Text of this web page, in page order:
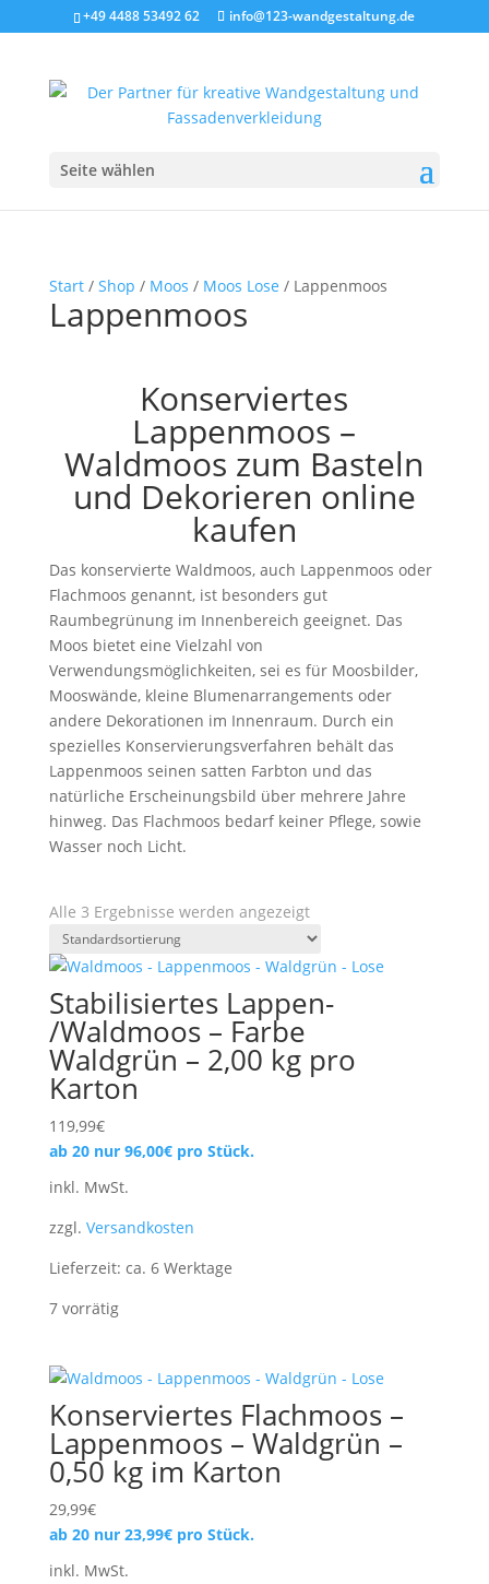
+49 4488 53492 62 info@123-wandgestaltung.de
Seite wählen
Start/ Shop / Moos / Moos Lose / Lappenmoos
Lappenmoos
Konserviertes
Lappenmoos –
Waldmoos zum Basteln
und Dekorieren online
kaufen
Das konservierte Waldmoos, auch Lappenmoos oder
Flachmoos genannt, ist besonders gut
Raumbegrünung im Innenbereich geeignet. Das
Moos bietet eine Vielzahl von
Verwendungsmöglichkeiten, sei es für Moosbilder,
Mooswände, kleine Blumenarrangements oder
andere Dekorationen im Innenraum. Durch ein
spezielles Konservierungsverfahren behält das
Lappenmoos seinen satten Farbton und das
natürliche Erscheinungsbild über mehrere Jahre
hinweg. Das Flachmoos bedarf keiner Pflege, sowie
Wasser noch Licht.
Alle 3 Ergebnisse werden angezeigt
Stabilisiertes Lappen-
/Waldmoos – Farbe
Waldgrün – 2,00 kg pro
Karton
119,99€
ab 20 nur 96,00€pro Stück.
inkl. MwSt.
zzgl. Versandkosten
Lieferzeit: ca. 6 Werktage
7 vorrätig
Konserviertes Flachmoos –
Lappenmoos – Waldgrün –
0,50 kg im Karton
29,99€
ab 20 nur 23,99€pro Stück.
inkl. MwSt.